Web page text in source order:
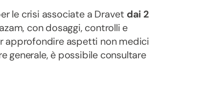
le crisi associate a Dravet dai 2
con dosaggi, controlli e
approfondire aspetti non medici
generale, è possibile consultare